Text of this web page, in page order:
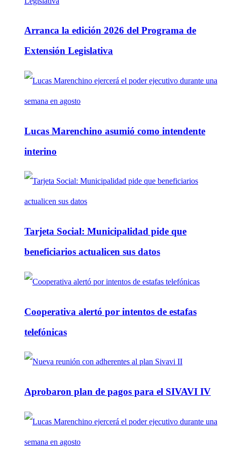
Arranca la edición 2026 del Programa de
Extensión Legislativa
Lucas Marenchino asumió como intendente
interino
Tarjeta Social: Municipalidad pide que
beneficiarios actualicen sus datos
Cooperativa alertó por intentos de estafas
telefónicas
Aprobaron plan de pagos para el SIVAVI IV